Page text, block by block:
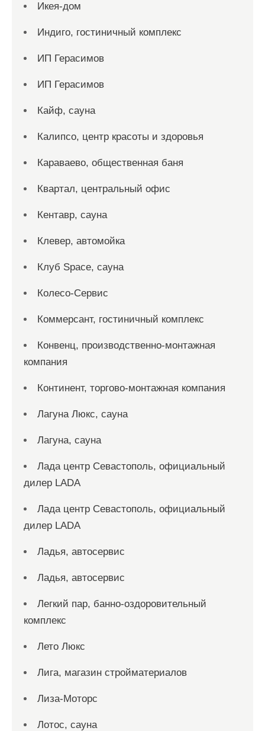
Икея-дом
Индиго, гостиничный комплекс
ИП Герасимов
ИП Герасимов
Кайф, сауна
Калипсо, центр красоты и здоровья
Караваево, общественная баня
Квартал, центральный офис
Кентавр, сауна
Клевер, автомойка
Клуб Space, сауна
Колесо-Сервис
Коммерсант, гостиничный комплекс
Конвенц, производственно-монтажная
компания
Континент, торгово-монтажная компания
Лагуна Люкс, сауна
Лагуна, сауна
Лада центр Севастополь, официальный
дилер LADA
Лада центр Севастополь, официальный
дилер LADA
Ладья, автосервис
Ладья, автосервис
Легкий пар, банно-оздоровительный
комплекс
Лето Люкс
Лига, магазин стройматериалов
Лиза-Моторс
Лотос, сауна